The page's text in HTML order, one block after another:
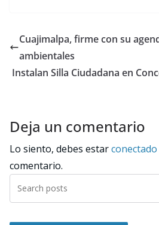
Cuajimalpa, firme con su
ambientales
Instalan Silla Ciudadana en
Deja un comentario
Lo siento, debes estarconectado
comentario.